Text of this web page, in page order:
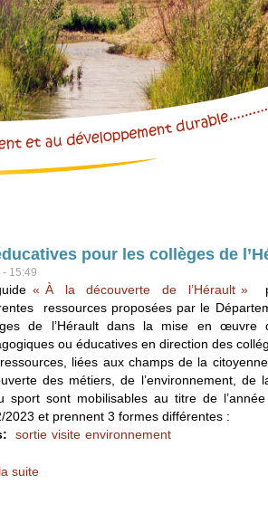
à la navigation
pour les collèges de
- 15:49
« À la découverte de l’Hérault »
ressources proposées par le
de l’Hérault dans la mise en œuvre
ou éducatives en direction des
liées aux champs de la
des métiers, de l’environnement, de
sport sont mobilisables au titre de l’année
2023 et prennent 3 formes différentes :
sortie visite environnement
suite de Guide des ressources éducatives